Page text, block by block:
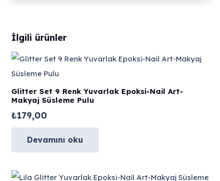
İlgili ürünler
Glitter Set 9 Renk Yuvarlak Epoksi-Nail Art-
Makyaj Süsleme Pulu
₺179,00
Devamını oku